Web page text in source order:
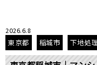
2026.6.8
東京都 稲城市 下地処